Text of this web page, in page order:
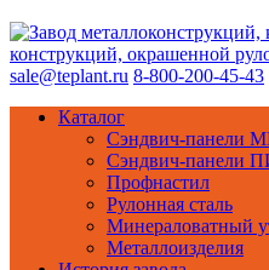
sale@teplant.ru 8-800-200-45-43
Каталог
Сэндвич-панели
Сэндвич-панели
Профнастил
Рулонная сталь
Минераловатный
Металлоизделия